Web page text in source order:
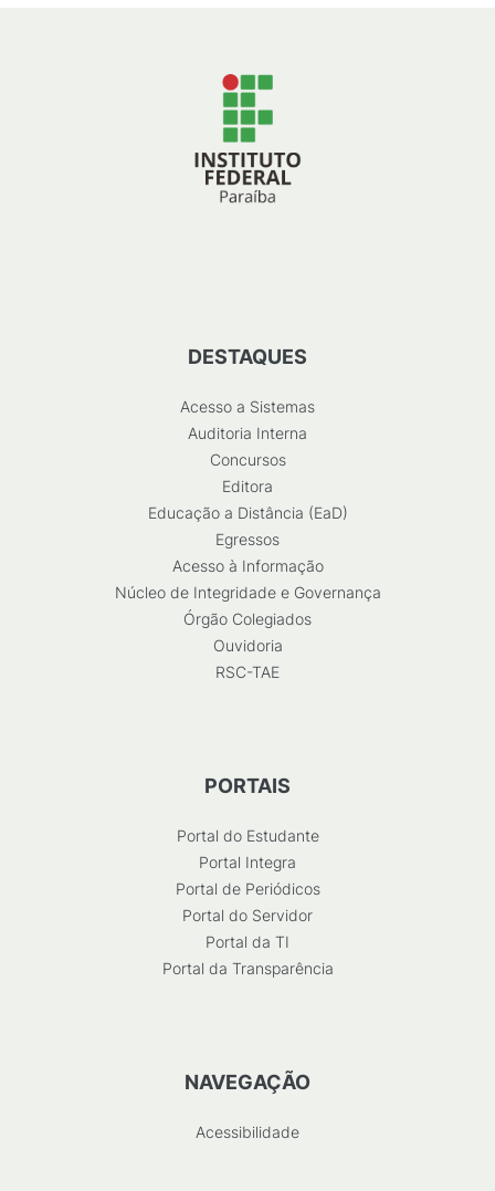
DESTAQUES
Acesso a Sistemas
Auditoria Interna
Concursos
Editora
Educação a Distância (EaD)
Egressos
Acesso à Informação
Núcleo de Integridade e Governança
Órgão Colegiados
Ouvidoria
RSC-TAE
PORTAIS
Portal do Estudante
Portal Integra
Portal de Periódicos
Portal do Servidor
Portal da TI
Portal da Transparência
NAVEGAÇÃO
Acessibilidade